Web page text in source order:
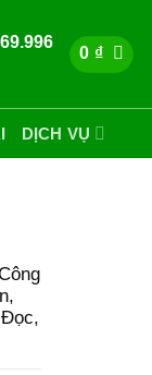
0 ₫
DỊCH VỤ